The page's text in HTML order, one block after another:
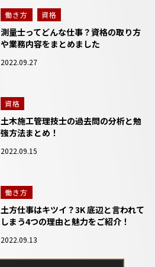
働き方 資格
測量士ってどんな仕事？資格の取り方
や業務内容をまとめました
2022.09.27
資格
土木施工管理技士の過去問の分析と勉
強方法まとめ！
2022.09.15
働き方
土方仕事はキツイ？3K 底辺と言われて
しまう4つの理由と魅力をご紹介！
2022.09.13